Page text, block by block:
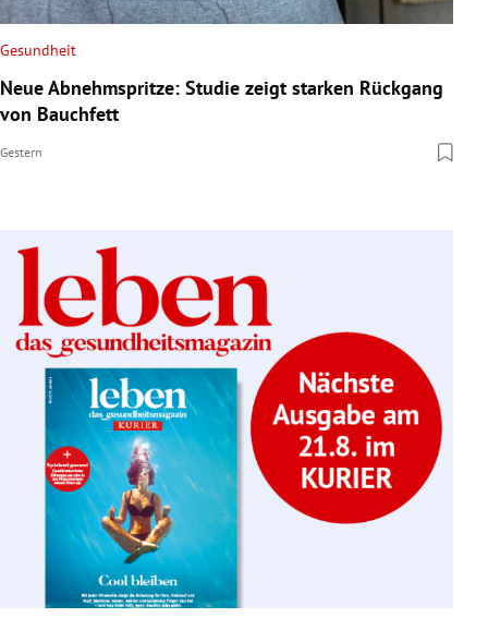
Gesundheit
Neue Abnehmspritze: Studie zeigt starken Rückgang
von Bauchfett
Gestern